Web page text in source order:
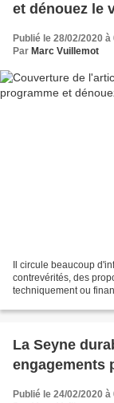
et dénouez le
Publié le 28/02/2020 à
Par Marc Vuillemot
Il circule beaucoup
contrevérités, des
techniquement ou
La Seyne
engagements
Publié le 24/02/2020 à